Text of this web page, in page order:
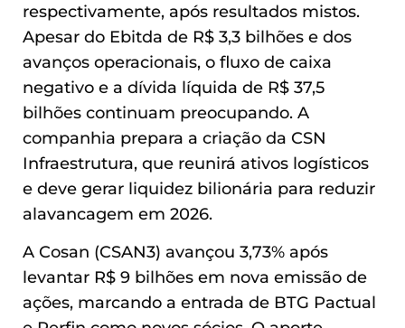
respectivamente, após resultados mistos.
Apesar do Ebitda de R$ 3,3 bilhões e dos
avanços operacionais, o fluxo de caixa
negativo e a dívida líquida de R$ 37,5
bilhões continuam preocupando. A
companhia prepara a criação da CSN
Infraestrutura, que reunirá ativos logísticos
e deve gerar liquidez bilionária para reduzir
alavancagem em 2026.
A Cosan (CSAN3) avançou 3,73% após
levantar R$ 9 bilhões em nova emissão de
ações, marcando a entrada de BTG Pactual